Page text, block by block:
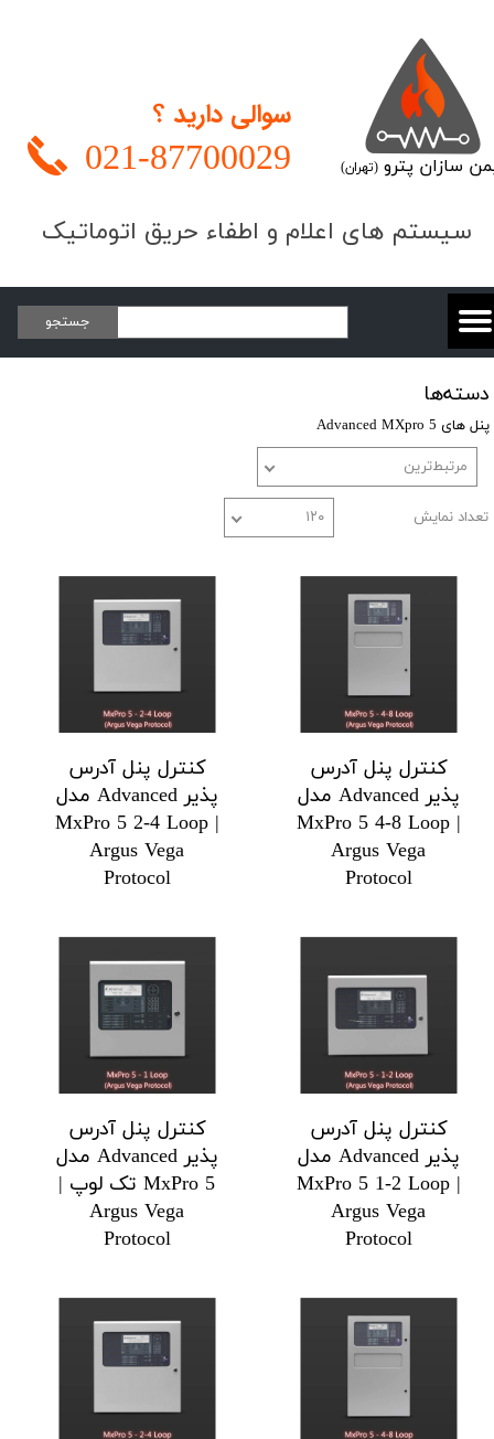
​​​سیستم های اعلام و اطفاء حریق اتوماتیک
سازان پترو(تهران)
سوالی دارید ؟
021-87700029
جستجو
دسته‌ها
پنل های Advanced MXpro 5
مرتبط‌ترین
تعداد نمایش ۱۲۰
کنترل پنل آدرس
پذیر Advanced مدل
MxPro 5 4-8 Loop |
Argus Vega
Protocol
کنترل پنل آدرس
پذیر Advanced مدل
MxPro 5 2-4 Loop |
Argus Vega
Protocol
کنترل پنل آدرس
پذیر Advanced مدل
MxPro 5 1-2 Loop |
Argus Vega
Protocol
کنترل پنل آدرس
پذیر Advanced مدل
MxPro 5 تک لوپ |
Argus Vega
Protocol